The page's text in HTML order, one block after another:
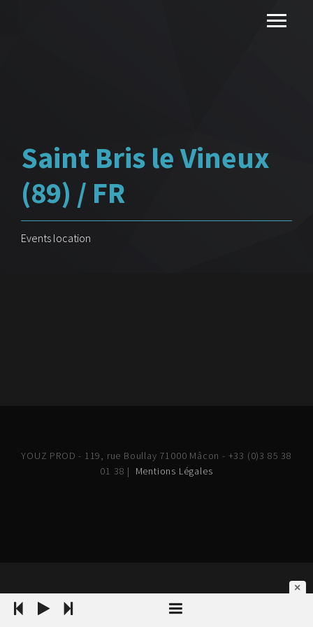
Saint Bris le Vineux
(89) / FR
Events location
YOUZ PROD - 119, rue Boullay 71000 Mâcon - +33 (0)3 85 38
01 38 | Mentions Légales